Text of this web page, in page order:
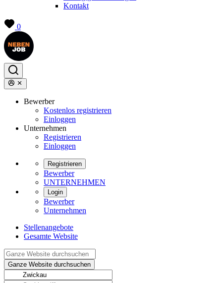
Kontakt
0
Bewerber
Kostenlos registrieren
Einloggen
Unternehmen
Registrieren
Einloggen
Registrieren
Bewerber
UNTERNEHMEN
Login
Bewerber
Unternehmen
Stellenangebote
Gesamte Website